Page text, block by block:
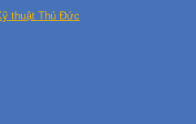
thuật Thủ Đức